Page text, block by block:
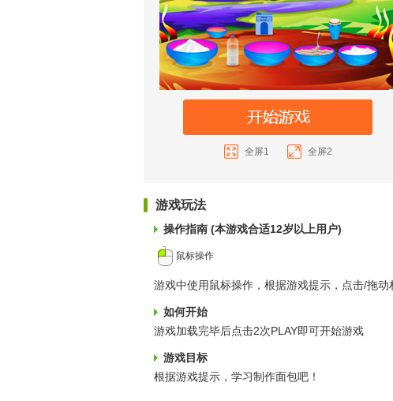
全屏1 全屏2
游戏玩法
操作指南 (本游戏合适12岁以上用户)
鼠标操作
游戏中使用鼠标操作，根据游戏提示，点击/拖动
如何开始
游戏加载完毕后点击2次PLAY即可开始游戏
游戏目标
根据游戏提示，学习制作面包吧！